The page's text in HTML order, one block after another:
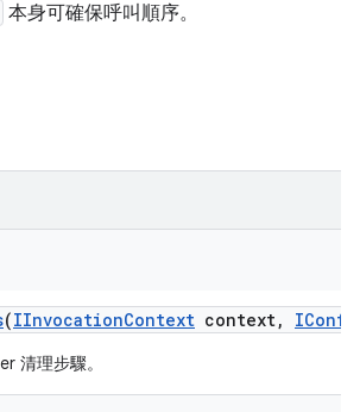
本身可確保呼叫順序。
(IInvocationContext context,
清理步驟。